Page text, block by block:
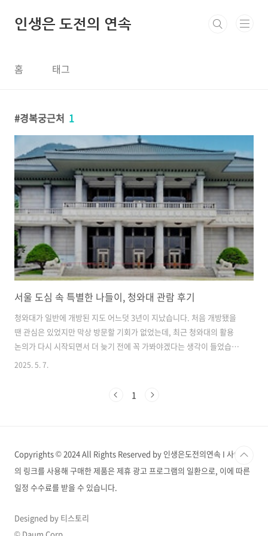
인생은 도전의 연속
홈 태그
경복궁근처 1
서울 도심 속 특별한 나들이, 청와대 관람 후기
청와대가 일반에 개방된 지도 어느덧 3년이 지났습니다. 처음 개방됐을
땐 관심은 있었지만 막상 방문할 기회가 없었는데, 최근 청와대의 활용
논의가 다시 시작되면서 더 늦기 전에 꼭 가봐야겠다는 생각이 들었습니
다. 대통령이 머물렀던 공간을 직접 걷고 바라보는 경험은 생각보다 훨씬
립니다. 청와대 관람 신청 방법과 위치 안내청와대 관람은 사전 예약제로
로 입..
2025. 5. 7.
1
Copyrights © 2024 All Rights Reserved by 인생은도전의연속 I 사이트
의 링크를 사용해 구매한 제품은 제휴 광고 프로그램의 일환으로, 이에 따른
일정 수수료를 받을 수 있습니다.
Designed by 티스토리